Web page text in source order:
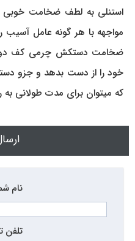
استنلی به لطف ضخامت خوبی
مواجهه با هر گونه عامل آسیب
ضخامت دستکش چرمی کف
خود را از دست بدهد و جزو
که میتوان برای مدت طولانی به
نام
تلفن